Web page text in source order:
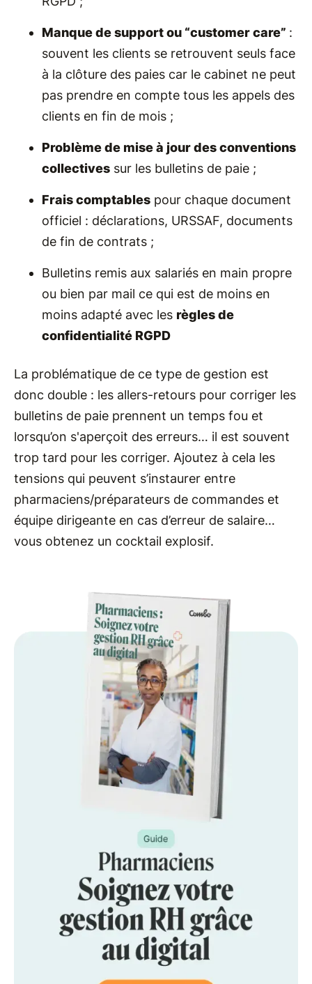
Manque de support ou “customer care” :
souvent les clients se retrouvent seuls face
à la clôture des paies car le cabinet ne peut
pas prendre en compte tous les appels des
clients en fin de mois ;
Problème de mise à jour des conventions
collectives sur les bulletins de paie ;
Frais comptables pour chaque document
officiel : déclarations, URSSAF, documents
de fin de contrats ;
Bulletins remis aux salariés en main propre
ou bien par mail ce qui est de moins en
moins adapté avec les règles de
confidentialité RGPD
La problématique de ce type de gestion est
donc double : les allers-retours pour corriger les
bulletins de paie prennent un temps fou et
lorsqu’on s'aperçoit des erreurs… il est souvent
trop tard pour les corriger. Ajoutez à cela les
tensions qui peuvent s’instaurer entre
pharmaciens/préparateurs de commandes et
équipe dirigeante en cas d’erreur de salaire…
vous obtenez un cocktail explosif.